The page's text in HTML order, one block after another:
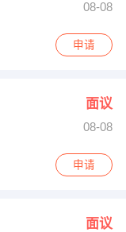
08-08
号
申请
面议
08-08
1单元10楼1015号
申请
面议